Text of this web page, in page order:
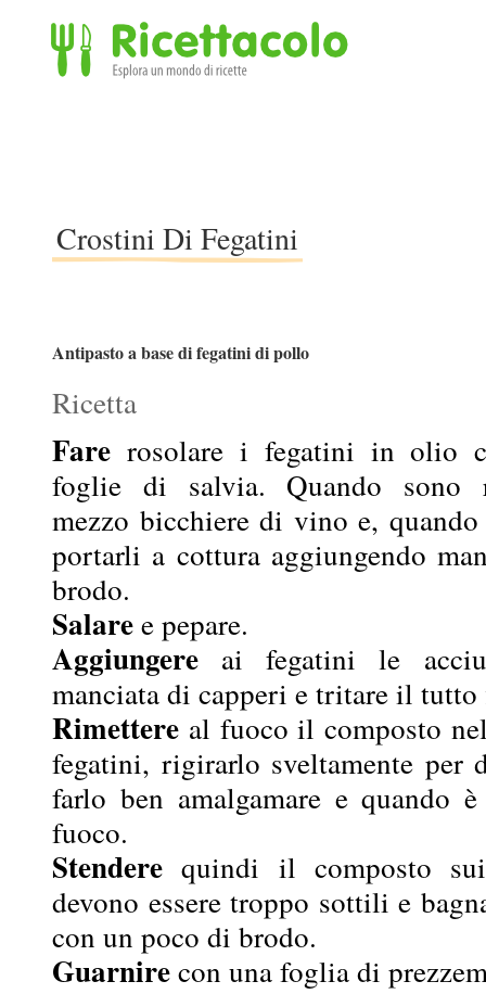
Crostini Di Fegatini
Antipasto a base di fegatini di pollo
Ricetta
Fare rosolare i fegatini in olio
foglie di salvia. Quando sono
mezzo bicchiere di vino e,
portarli a cottura aggiungendo
brodo.
Salaree pepare.
Aggiungere ai fegatini le
manciata di capperi e tritare il tutto
Rimettere al fuoco il composto
fegatini, rigirarlo sveltamente per
farlo ben amalgamare e quando
fuoco.
Stendere quindi il composto
devono essere troppo sottili e
con un poco di brodo.
Guarnirecon una foglia di